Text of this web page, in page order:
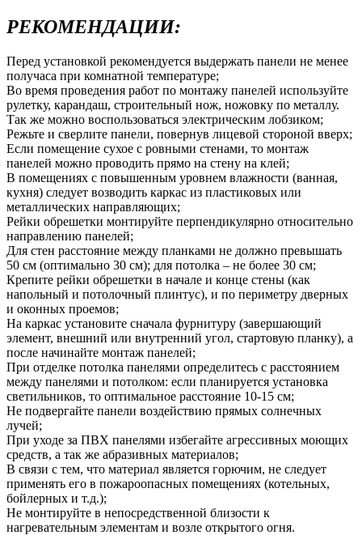
РЕКОМЕНДАЦИИ:
Перед установкой рекомендуется выдержать панели не менее
получаса при комнатной температуре;
Во время проведения работ по монтажу панелей используйте
рулетку, карандаш, строительный нож, ножовку по металлу.
Так же можно воспользоваться электрическим лобзиком;
Режьте и сверлите панели, повернув лицевой стороной вверх;
Если помещение сухое с ровными стенами, то монтаж
панелей можно проводить прямо на стену на клей;
В помещениях с повышенным уровнем влажности (ванная,
кухня) следует возводить каркас из пластиковых или
металлических направляющих;
Рейки обрешетки монтируйте перпендикулярно относительно
направлению панелей;
Для стен расстояние между планками не должно превышать
50 см (оптимально 30 см); для потолка – не более 30 см;
Крепите рейки обрешетки в начале и конце стены (как
напольный и потолочный плинтус), и по периметру дверных
и оконных проемов;
На каркас установите сначала фурнитуру (завершающий
элемент, внешний или внутренний угол, стартовую планку), а
после начинайте монтаж панелей;
При отделке потолка панелями определитесь с расстоянием
между панелями и потолком: если планируется установка
светильников, то оптимальное расстояние 10-15 см;
Не подвергайте панели воздействию прямых солнечных
лучей;
При уходе за ПВХ панелями избегайте агрессивных моющих
средств, а так же абразивных материалов;
В связи с тем, что материал является горючим, не следует
применять его в пожароопасных помещениях (котельных,
бойлерных и т.д.);
Не монтируйте в непосредственной близости к
нагревательным элементам и возле открытого огня.